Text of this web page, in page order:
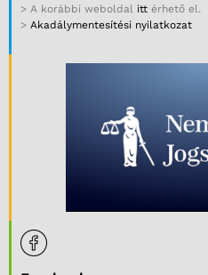
> A korábbi weboldal itt érhető el.
> Akadálymentesítési nyilatkozat